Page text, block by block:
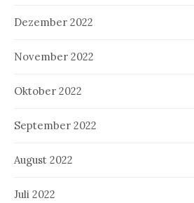
Dezember 2022
November 2022
Oktober 2022
September 2022
August 2022
Juli 2022